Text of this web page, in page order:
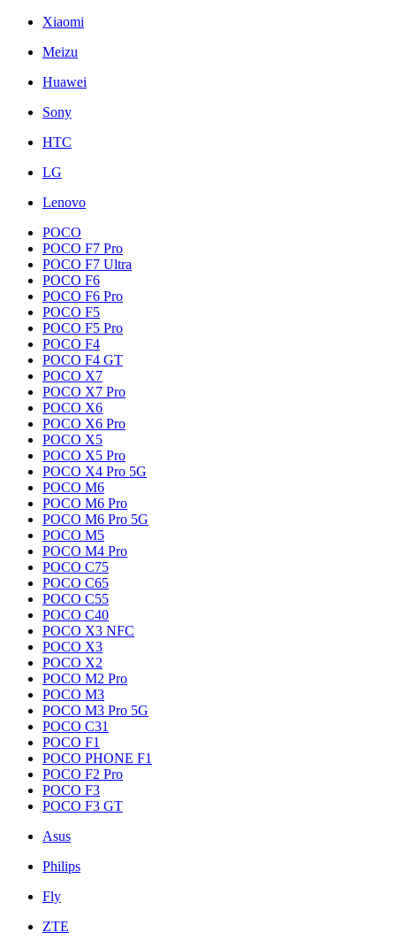
Xiaomi
Meizu
Huawei
Sony
HTC
LG
Lenovo
POCO
POCO F7 Pro
POCO F7 Ultra
POCO F6
POCO F6 Pro
POCO F5
POCO F5 Pro
POCO F4
POCO F4 GT
POCO X7
POCO X7 Pro
POCO X6
POCO X6 Pro
POCO X5
POCO X5 Pro
POCO X4 Pro 5G
POCO M6
POCO M6 Pro
POCO M6 Pro 5G
POCO M5
POCO M4 Pro
POCO C75
POCO C65
POCO C55
POCO C40
POCO X3 NFC
POCO X3
POCO X2
POCO M2 Pro
POCO M3
POCO M3 Pro 5G
POCO C31
POCO F1
POCO PHONE F1
POCO F2 Pro
POCO F3
POCO F3 GT
Asus
Philips
Fly
ZTE